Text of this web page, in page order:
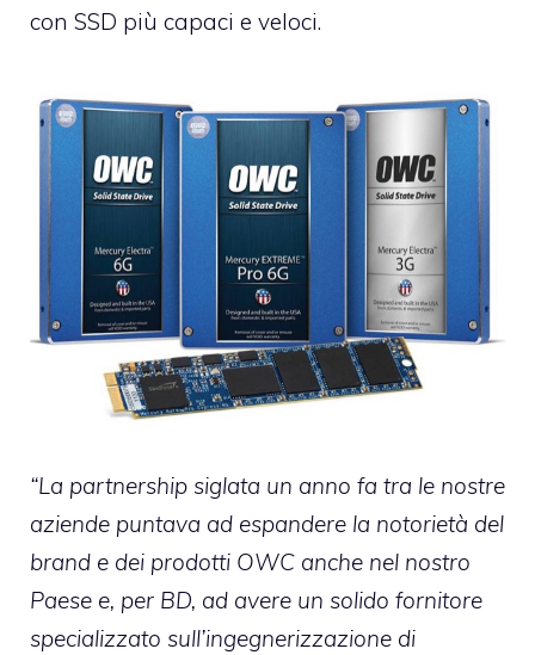
con SSD più capaci e veloci.
“La partnership siglata un anno fa tra le nostre
aziende puntava ad espandere la notorietà del
brand e dei prodotti OWC anche nel nostro
Paese e, per BD, ad avere un solido fornitore
specializzato sull’ingegnerizzazione di